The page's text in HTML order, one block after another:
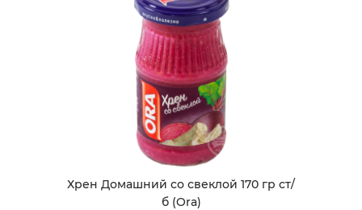
Хрен Домашний со свеклой 170 гр ст/
б (Ora)